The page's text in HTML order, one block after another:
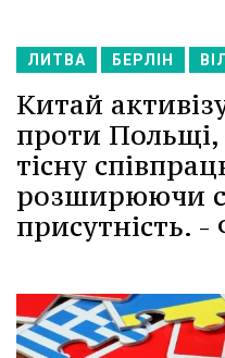
ЛИТВА БЕРЛІН
Китай
проти
тісну
розширюючи
присутність. -